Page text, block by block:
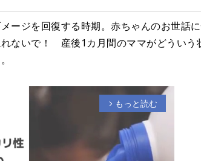
ージを回復する時期。赤ちゃんのお世話
ないで！ 産後1カ月間のママがどういう
arrow_forward_ios もっと読む